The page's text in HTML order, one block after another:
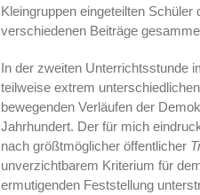
Kleingruppen eingeteilten
verschiedenen Beiträge
In der zweiten Unterrichtsstunde
teilweise extrem
bewegenden Verläufen der
Jahrhundert. Der für mich
nach größtmöglicher öffentlicher
unverzichtbarem Kriterium für
ermutigenden Feststellung